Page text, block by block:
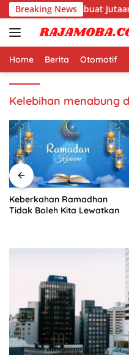
Langsung
ke
konten
Breaking News
Dunia yang Membuat
Home Berita Otomotif
Kelebihan menabung
Keberkahan Ramadhan
Tidak Boleh Kita Lewatkan